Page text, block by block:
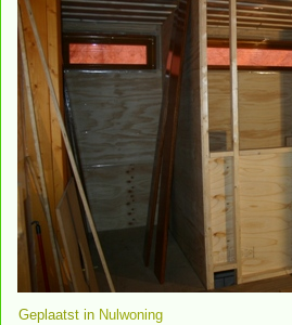
Geplaatst in Nulwoning